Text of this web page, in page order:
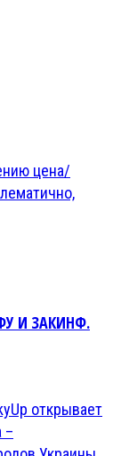
цена/
И ЗАКИНФ.
открывает
–